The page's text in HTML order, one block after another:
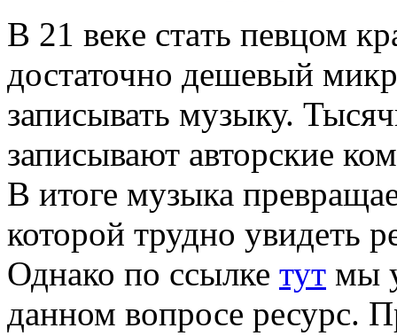
В 21 вeкe стaть певцом
достаточно дешевый
записывать музыку.
записывают авторские
В итоге музыка
которой трудно увидеть
Однако по ссылке тут мы
данном вопросе ресурс.